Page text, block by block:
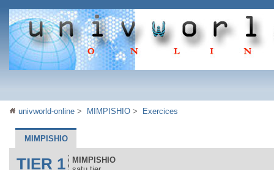
univworld-online > MIMPISHIO > Exercices
MIMPISHIO
TIER 1
MIMPISHIO